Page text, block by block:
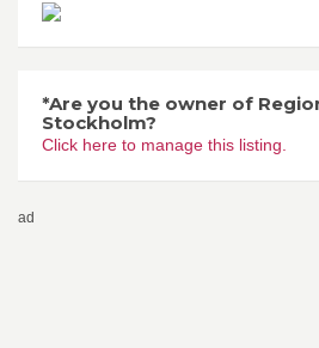
*Are you the owner of
Stockholm?
Click here to manage this listing.
ad